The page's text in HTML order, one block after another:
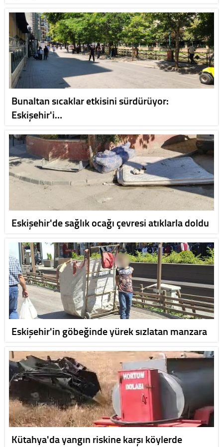
Bunaltan sıcaklar etkisini sürdürüyor:
Eskişehir'i…
Eskişehir'de sağlık ocağı çevresi atıklarla doldu
Eskişehir'in göbeğinde yürek sızlatan manzara
Kütahya'da yangın riskine karşı köylerde